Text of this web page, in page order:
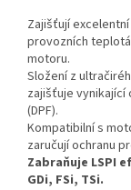
Zajišťují
provozních
motoru.
Složení z
zajišťuje vynikající
(DPF).
Kompatibilní s
zaručují ochranu
Zabraňuje LSPI
GDi, FSi, TSi.